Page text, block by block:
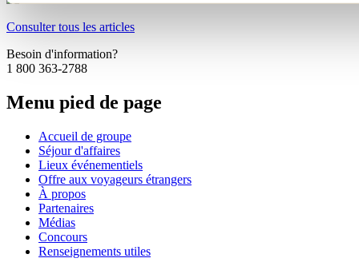
Consulter tous les articles
Besoin d'information?
1 800 363-2788
Menu pied de page
Accueil de groupe
Séjour d'affaires
Lieux événementiels
Offre aux voyageurs étrangers
À propos
Partenaires
Médias
Concours
Renseignements utiles